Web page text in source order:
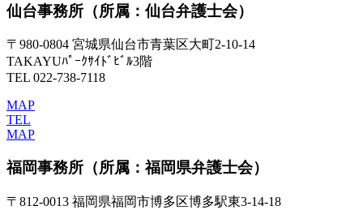
仙台事務所 （所属：仙台弁護士会）
〒980-0804 宮城県仙台市青葉区大町2-10-14
TAKAYUﾊﾟｰｸｻｲﾄﾞﾋﾞﾙ3階
TEL 022-738-7118
MAP
TEL
MAP
福岡事務所 （所属：福岡県弁護士会）
〒812-0013 福岡県福岡市博多区博多駅東3-14-18